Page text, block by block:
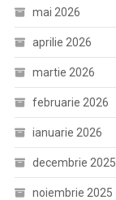
mai 2026
aprilie 2026
martie 2026
februarie 2026
ianuarie 2026
decembrie 2025
noiembrie 2025